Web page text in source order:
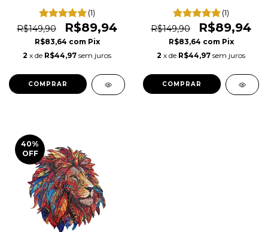
(1)
R$149,90 R$89,94
R$83,64 com Pix
2 x de R$44,97 sem juros
COMPRAR
(1)
R$149,90 R$89,94
R$83,64 com Pix
2 x de R$44,97 sem juros
COMPRAR
40%
OFF